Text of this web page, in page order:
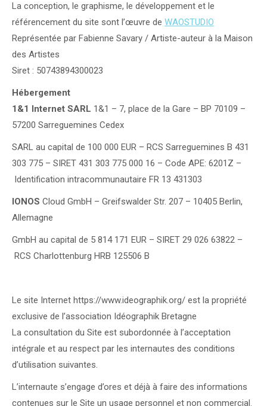
La conception, le graphisme, le développement et le
référencement du site sont l’œuvre de WAOSTUDIO
Représentée par Fabienne Savary / Artiste-auteur à la Maison
des Artistes
Siret : 50743894300023
Hébergement
1&1 Internet SARL 1&1 – 7, place de la Gare – BP 70109 –
57200 Sarreguemines Cedex
SARL au capital de 100 000 EUR – RCS Sarreguemines B 431
303 775 – SIRET 431 303 775 000 16 – Code APE: 6201Z –
Identification intracommunautaire FR 13 431303
IONOS Cloud GmbH – Greifswalder Str. 207 – 10405 Berlin,
Allemagne
GmbH au capital de 5 814 171 EUR – SIRET 29 026 63822 –
RCS Charlottenburg HRB 125506 B
Le site Internet https://www.ideographik.org/ est la propriété
exclusive de l’association Idéographik Bretagne
La consultation du Site est subordonnée à l’acceptation
intégrale et au respect par les internautes des conditions
d’utilisation suivantes.
L’internaute s’engage d’ores et déjà à faire des informations
contenues sur le Site un usage personnel et non commercial.